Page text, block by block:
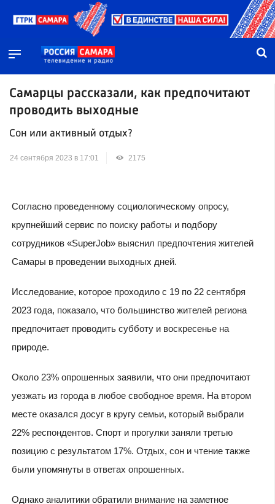
Самарцы рассказали, как предпочитают
проводить выходные
Сон или активный отдых?
24 сентября 2023 в 17:01 2175
Согласно проведенному социологическому опросу,
крупнейший сервис по поиску работы и подбору
сотрудников «SuperJob» выяснил предпочтения жителей
Самары в проведении выходных дней.
Исследование, которое проходило с 19 по 22 сентября
2023 года, показало, что большинство жителей региона
предпочитает проводить субботу и воскресенье на
природе.
Около 23% опрошенных заявили, что они предпочитают
уезжать из города в любое свободное время. На втором
месте оказался досуг в кругу семьи, который выбрали
22% респондентов. Спорт и прогулки заняли третью
позицию с результатом 17%. Отдых, сон и чтение также
были упомянуты в ответах опрошенных.
Однако аналитики обратили внимание на заметное